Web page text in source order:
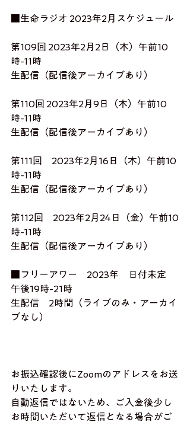
■生命ラジオ 2023年2月スケジュール
第109回 2023年2月2日（木）午前10
時-11時
生配信（配信後アーカイブあり）
第110回 2023年2月9日（木）午前10
時-11時
生配信（配信後アーカイブあり）
第111回　2023年2月16日（木）午前10
時-11時
生配信（配信後アーカイブあり）​
第112回　2023年2月24日（金）午前10
時-11時
生配信（配信後アーカイブあり）
■フリーアワー　2023年　日付未定
午後19時-21時
生配信　2時間（ライブのみ・アーカイ
ブなし）
お振込確認後にZoomのアドレスをお送
りいたします。
自動返信ではないため、ご入金後少し
お時間いただいて返信となる場合がご